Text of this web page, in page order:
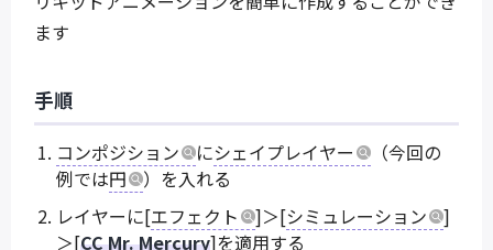
ます
手順
コンポジション にシェイプレイヤー
（今回の
例では円
）を入れる
レイヤーに[エフェクト ]＞[シミュレーション
]
＞[CC Mr. Mercury]を適用する